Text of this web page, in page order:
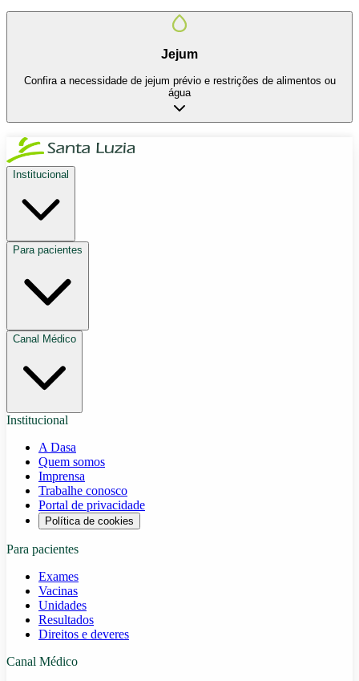
Jejum
Confira a necessidade de jejum prévio e restrições de alimentos ou
água
Institucional
Para pacientes
Canal Médico
Institucional
A Dasa
Quem somos
Imprensa
Trabalhe conosco
Portal de privacidade
Política de cookies
Para pacientes
Exames
Vacinas
Unidades
Resultados
Direitos e deveres
Canal Médico